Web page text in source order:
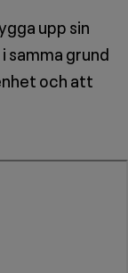
upp sin
samma grund
och att